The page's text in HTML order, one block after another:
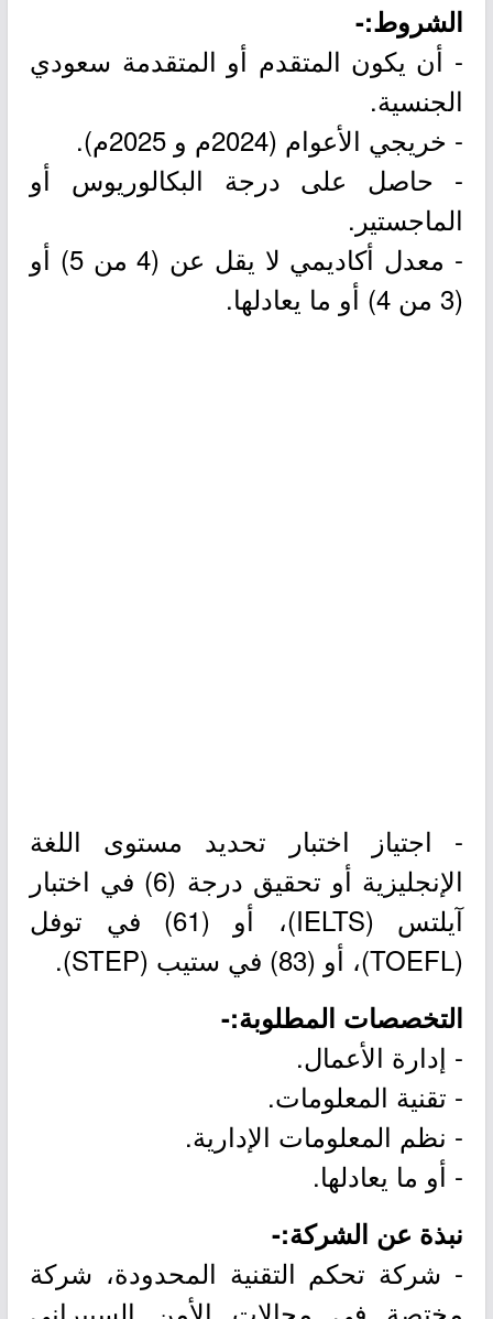
الشروط:-
- أن يكون المتقدم أو المتقدمة سعودي
الجنسية.
- خريجي الأعوام (2024م و 2025م).
- حاصل على درجة البكالوريوس أو
الماجستير.
- معدل أكاديمي لا يقل عن (4 من 5) أو
(3 من 4) أو ما يعادلها.
- اجتياز اختبار تحديد مستوى اللغة
الإنجليزية أو تحقيق درجة (6) في اختبار
آيلتس (IELTS)، أو (61) في توفل
(TOEFL)، أو (83) في ستيب (STEP).
التخصصات المطلوبة:-
- إدارة الأعمال.
- تقنية المعلومات.
- نظم المعلومات الإدارية.
- أو ما يعادلها.
نبذة عن الشركة:-
- شركة تحكم التقنية المحدودة، شركة